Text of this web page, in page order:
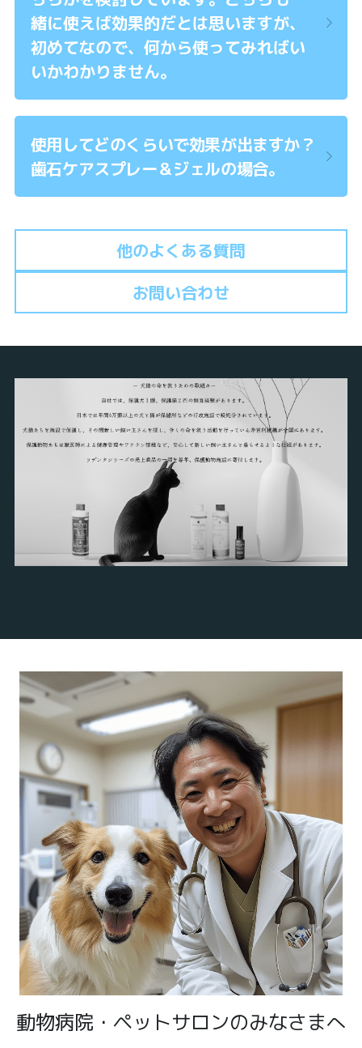
緒に使えば効果的だとは思いますが、
初めてなので、何から使ってみればい
いかわかりません。
使用してどのくらいで効果が出ますか？
歯石ケアスプレー＆ジェルの場合。
他のよくある質問
お問い合わせ
動物病院・ペットサロンのみなさまへ